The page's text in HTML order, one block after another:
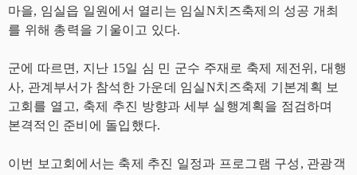
마을, 임실읍 일원에서 열리는 임실N치즈축제의 성공 개최
를 위해 총력을 기울이고 있다.
군에 따르면, 지난 15일 심 민 군수 주재로 축제 제전위, 대행
사, 관계부서가 참석한 가운데 임실N치즈축제 기본계획 보
고회를 열고, 축제 추진 방향과 세부 실행계획을 점검하며
본격적인 준비에 돌입했다.
이번 보고회에서는 축제 추진 일정과 프로그램 구성, 관광객